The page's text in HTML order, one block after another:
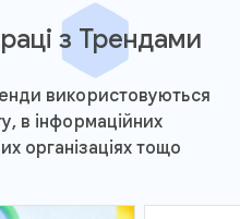
з Трендами
використовуються
в інформаційних
організаціях тощо